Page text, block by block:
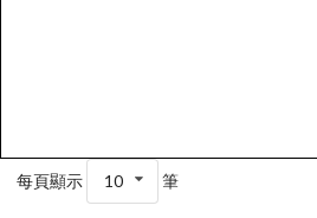
每頁顯示 10 筆